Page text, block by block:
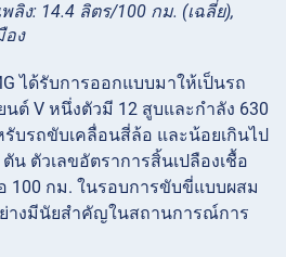
ลิง: 14.4 ลิตร/100 กม. (เฉลี่ย),
อง
ได้รับการออกแบบมาให้เป็นรถ
ต์ V หนึ่งตัวมี 12 สูบและกำลัง 630
บรถขับเคลื่อนสี่ล้อ และน้อยเกินไป
ตัวเลขอัตราการสิ้นเปลืองเชื้อ
100 กม. ในรอบการขับขี่แบบผสม
างมีนัยสำคัญในสถานการณ์การ